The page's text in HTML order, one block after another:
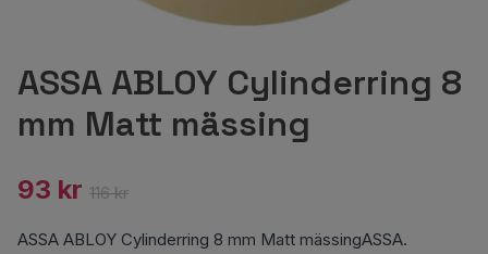
ASSA ABLOY Cylinderring 8
mm Matt mässing
93 kr 116 kr
ASSA ABLOY Cylinderring 8 mm Matt mässingASSA.